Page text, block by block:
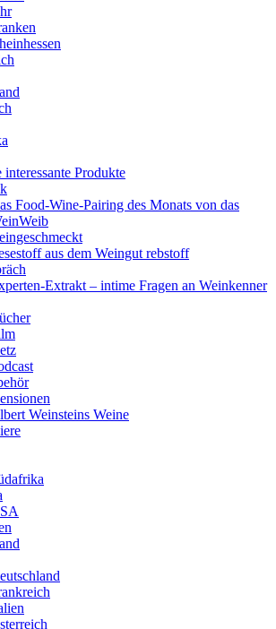
interessante Produkte
Food-Wine-Pairing des Monats von das
aus dem Weingut rebstoff
Extrakt – intime Fragen an Weinkenner
Weinsteins Weine